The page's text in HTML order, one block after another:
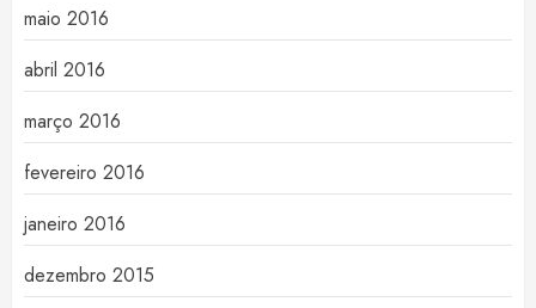
maio 2016
abril 2016
março 2016
fevereiro 2016
janeiro 2016
dezembro 2015